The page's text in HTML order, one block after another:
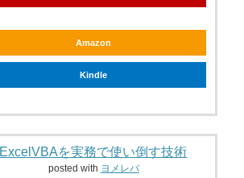
Amazon
Kindle
ExcelVBAを実務で使い倒す技術
posted with ヨメレバ